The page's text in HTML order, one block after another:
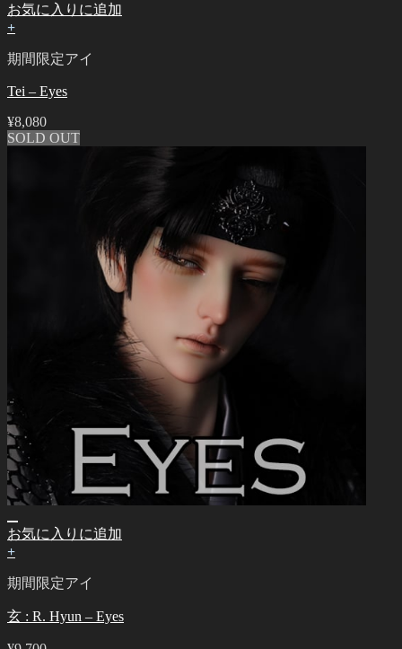
お気に入りに追加
+
期間限定アイ
Tei – Eyes
¥8,080
SOLD OUT
お気に入りに追加
+
期間限定アイ
玄 : R. Hyun – Eyes